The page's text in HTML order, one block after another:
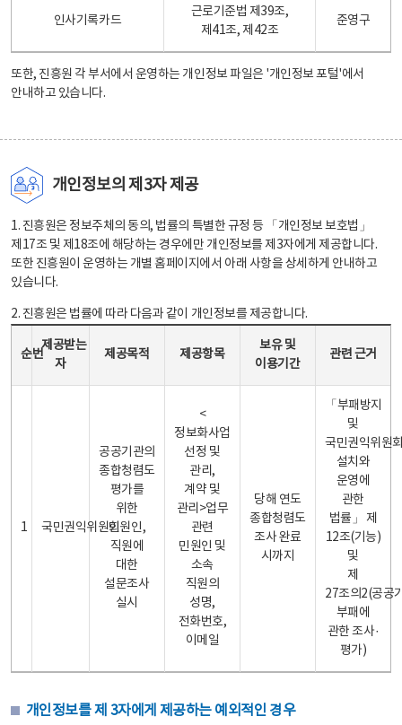
인사기록카드
근로기준법 제39조,
제41조, 제42조
준영구
또한, 진흥원 각 부서에서 운영하는 개인정보 파일은 '개인정보 포털'에서
안내하고 있습니다.
개인정보의 제3자 제공
1. 진흥원은 정보주체의 동의, 법률의 특별한 규정 등 「개인정보 보호법」
제17조 및 제18조에 해당하는 경우에만 개인정보를 제3자에게 제공합니다.
또한 진흥원이 운영하는 개별 홈페이지에서 아래 사항을 상세하게 안내하고
있습니다.
2. 진흥원은 법률에 따라 다음과 같이 개인정보를 제공합니다.
순번
제공받는
자
제공목적 제공항목
보유 및
이용기간
관련 근거
1 국민권익위원회
공공기관의
종합청렴도
평가를
위한
민원인,
직원에
대한
설문조사
실시
<
정보화사업
선정 및
관리,
계약 및
관리>업무
관련
민원인 및
소속
직원의
성명,
전화번호,
이메일
당해 연도
종합청렴도
조사 완료
시까지
「부패방지
및
국민권익위원
설치와
운영에
관한
법률」 제
12조(기능)
및
제
27조의2(공공
부패에
관한 조사·
평가)
개인정보를 제 3자에게 제공하는 예외적인 경우